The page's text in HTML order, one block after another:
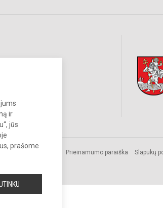
ir
jūs
prašome
Prieinamumo paraiška Slapukų